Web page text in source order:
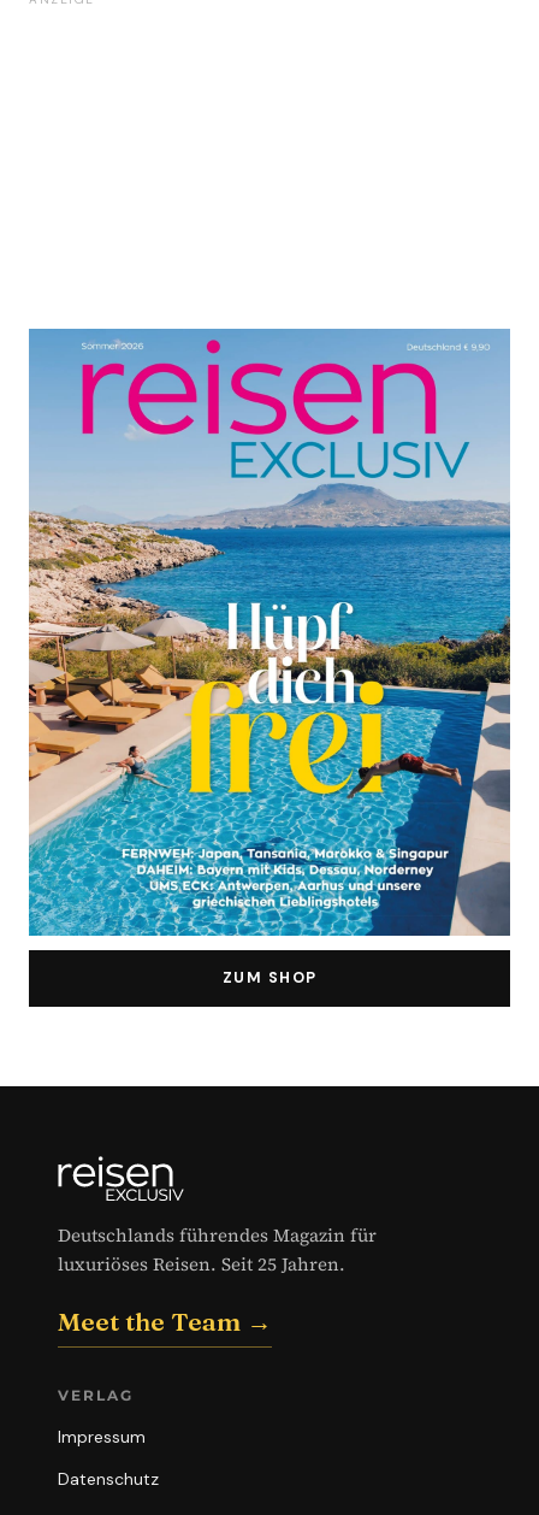
ZUM SHOP
Deutschlands führendes Magazin für
luxuriöses Reisen. Seit 25 Jahren.
Meet the Team →
VERLAG
Impressum
Datenschutz